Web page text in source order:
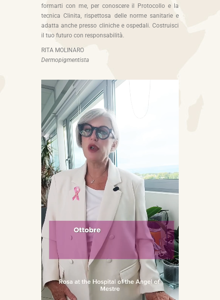
formarti con me, per conoscere il Protocollo e la
tecnica Clinita, rispettosa delle norme sanitarie e
adatta anche presso cliniche e ospedali. Costruisci
il tuo futuro con responsabilità.
RITA MOLINARO
Dermopigmentista